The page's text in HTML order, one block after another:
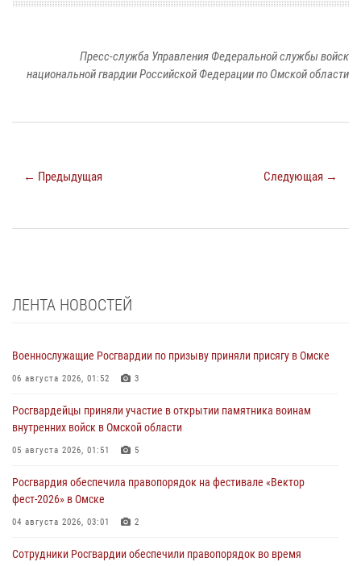
Пресс-служба Управления Федеральной службы войск
национальной гвардии Российской Федерации по Омской области
← Предыдущая Следующая →
ЛЕНТА НОВОСТЕЙ
Военнослужащие Росгвардии по призыву приняли присягу в Омске
06 августа 2026, 01:52 3
Росгвардейцы приняли участие в открытии памятника воинам
внутренних войск в Омской области
05 августа 2026, 01:51 5
Росгвардия обеспечила правопорядок на фестивале «Вектор
фест-2026» в Омске
04 августа 2026, 03:01 2
Сотрудники Росгвардии обеспечили правопорядок во время